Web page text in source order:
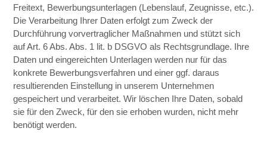
Freitext, Bewerbungsunterlagen (Lebenslauf, Zeugnisse, etc.).
Die Verarbeitung Ihrer Daten erfolgt zum Zweck der
Durchführung vorvertraglicher Maßnahmen und stützt sich
auf Art. 6 Abs. Abs. 1 lit. b DSGVO als Rechtsgrundlage. Ihre
Daten und eingereichten Unterlagen werden nur für das
konkrete Bewerbungsverfahren und einer ggf. daraus
resultierenden Einstellung in unserem Unternehmen
gespeichert und verarbeitet. Wir löschen Ihre Daten, sobald
sie für den Zweck, für den sie erhoben wurden, nicht mehr
benötigt werden.